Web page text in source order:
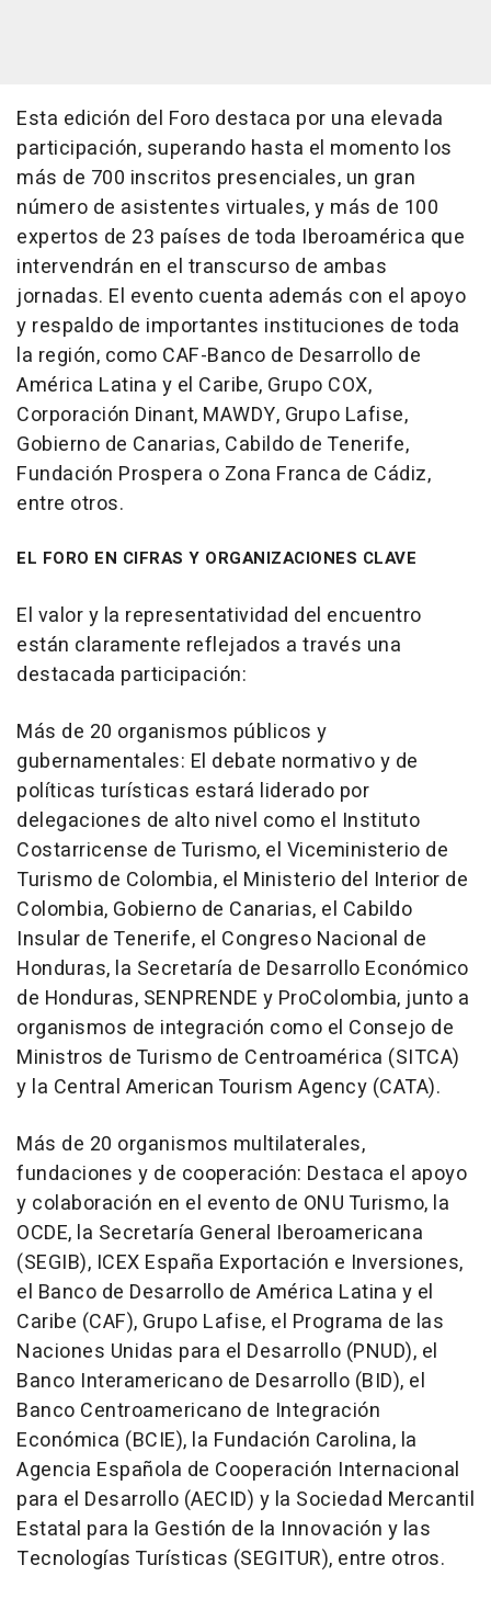
Esta edición del Foro destaca por una elevada
participación, superando hasta el momento los
más de 700 inscritos presenciales, un gran
número de asistentes virtuales, y más de 100
expertos de 23 países de toda Iberoamérica que
intervendrán en el transcurso de ambas
jornadas. El evento cuenta además con el apoyo
y respaldo de importantes instituciones de toda
la región, como CAF-Banco de Desarrollo de
América Latina y el Caribe, Grupo COX,
Corporación Dinant, MAWDY, Grupo Lafise,
Gobierno de Canarias, Cabildo de Tenerife,
Fundación Prospera o Zona Franca de Cádiz,
entre otros.
EL FORO EN CIFRAS Y ORGANIZACIONES CLAVE
El valor y la representatividad del encuentro
están claramente reflejados a través una
destacada participación:
Más de 20 organismos públicos y
gubernamentales: El debate normativo y de
políticas turísticas estará liderado por
delegaciones de alto nivel como el Instituto
Costarricense de Turismo, el Viceministerio de
Turismo de Colombia, el Ministerio del Interior de
Colombia, Gobierno de Canarias, el Cabildo
Insular de Tenerife, el Congreso Nacional de
Honduras, la Secretaría de Desarrollo Económico
de Honduras, SENPRENDE y ProColombia, junto a
organismos de integración como el Consejo de
Ministros de Turismo de Centroamérica (SITCA)
y la Central American Tourism Agency (CATA).
Más de 20 organismos multilaterales,
fundaciones y de cooperación: Destaca el apoyo
y colaboración en el evento de ONU Turismo, la
OCDE, la Secretaría General Iberoamericana
(SEGIB), ICEX España Exportación e Inversiones,
el Banco de Desarrollo de América Latina y el
Caribe (CAF), Grupo Lafise, el Programa de las
Naciones Unidas para el Desarrollo (PNUD), el
Banco Interamericano de Desarrollo (BID), el
Banco Centroamericano de Integración
Económica (BCIE), la Fundación Carolina, la
Agencia Española de Cooperación Internacional
para el Desarrollo (AECID) y la Sociedad Mercantil
Estatal para la Gestión de la Innovación y las
Tecnologías Turísticas (SEGITUR), entre otros.